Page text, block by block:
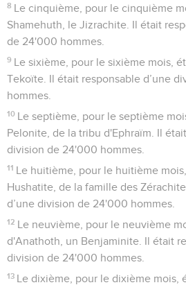
8 Le cinquième, pour le cinquième
Shamehuth, le Jizrachite. Il était
de 24'000 hommes.
9 Le sixième, pour le sixième mois,
Tekoïte. Il était responsable d’une
hommes.
10 Le septième, pour le septième
Pelonite, de la tribu d'Ephraïm. Il
division de 24'000 hommes.
11 Le huitième, pour le huitième
Hushatite, de la famille des
d’une division de 24'000 hommes.
12 Le neuvième, pour le neuvième
d'Anathoth, un Benjaminite. Il était
division de 24'000 hommes.
13 Le dixième, pour le dixième mois,